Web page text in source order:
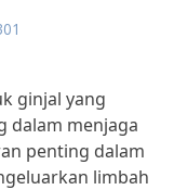
ginjal yang
dalam menjaga
penting dalam
limbah